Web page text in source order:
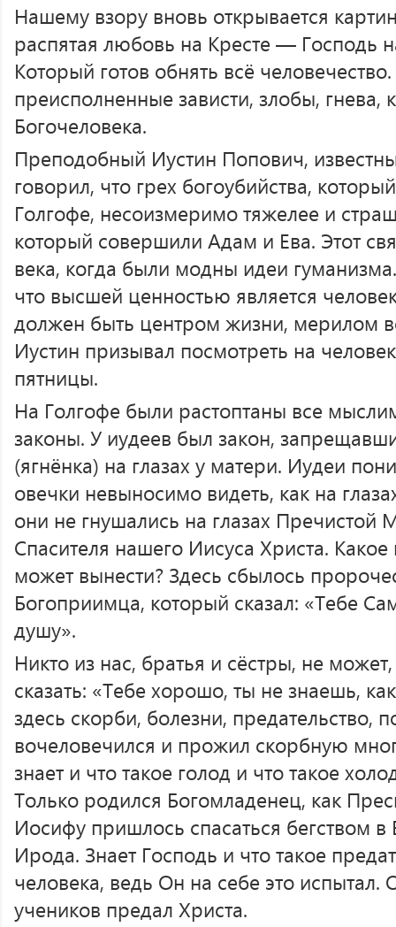
Нашему взору вновь открывается
распятая любовь на Кресте — Господь
Который готов обнять всё
преисполненные зависти, злобы, гнева,
Богочеловека.
Преподобный Иустин Попович,
говорил, что грех богоубийства,
Голгофе, несоизмеримо тяжелее и
который совершили Адам и Ева. Этот
века, когда были модны идеи
что высшей ценностью является
должен быть центром жизни, мерилом
Иустин призывал посмотреть на
пятницы.
На Голгофе были растоптаны все
законы. У иудеев был закон,
(ягнёнка) на глазах у матери. Иудеи
овечки невыносимо видеть, как на
они не гнушались на глазах Пречистой
Спасителя нашего Иисуса Христа.
может вынести? Здесь сбылось
Богоприимца, который сказал: «Тебе
душу».
Никто из нас, братья и сёстры, не
сказать: «Тебе хорошо, ты не знаешь,
здесь скорби, болезни, предательство,
вочеловечился и прожил скорбную
знает и что такое голод и что такое
Только родился Богомладенец, как
Иосифу пришлось спасаться бегством в
Ирода. Знает Господь и что такое
человека, ведь Он на себе это
учеников предал Христа.